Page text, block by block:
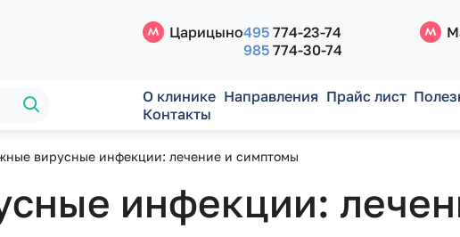
Царицыно495 774-23-74
985 774-30-74
О клинике Направления Прайс лист
Контакты
вирусные инфекции: лечение и симптомы
инфекции: